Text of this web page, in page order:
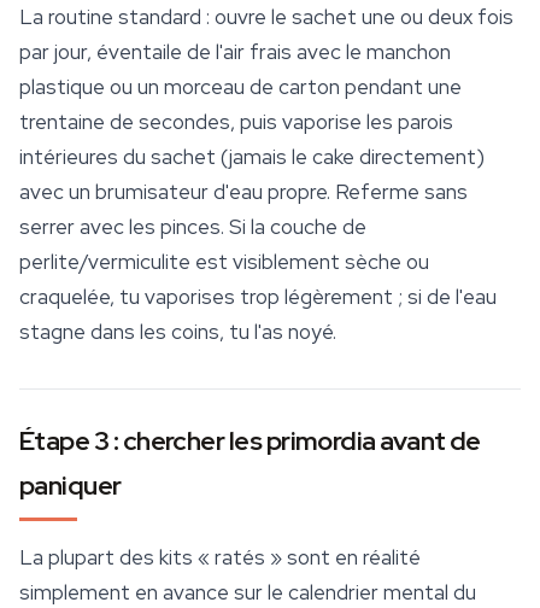
La routine standard : ouvre le sachet une ou deux fois
par jour, éventaile de l'air frais avec le manchon
plastique ou un morceau de carton pendant une
trentaine de secondes, puis vaporise les parois
intérieures du sachet (jamais le cake directement)
avec un brumisateur d'eau propre. Referme sans
serrer avec les pinces. Si la couche de
perlite/vermiculite est visiblement sèche ou
craquelée, tu vaporises trop légèrement ; si de l'eau
stagne dans les coins, tu l'as noyé.
Étape 3 : chercher les primordia avant de
paniquer
La plupart des kits « ratés » sont en réalité
simplement en avance sur le calendrier mental du